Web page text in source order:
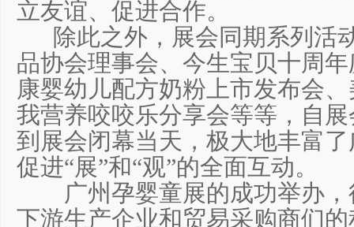
立友谊、促进合作。
除此之外，展会同期系列活
品协会理事会、今生宝贝十周
康婴幼儿配方奶粉上市发布会
我营养咬咬乐分享会等等，自
到展会闭幕当天，极大地丰富
促进“展”和“观”的全面互动。
广州孕婴童展的成功举办，
下游生产企业和贸易采购商们